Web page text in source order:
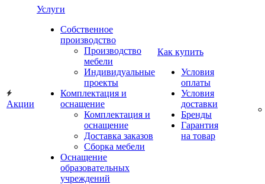
Акции
Услуги
Собственное
производство
Производство
мебели
Индивидуальные
проекты
Комплектация и
оснащение
Комплектация и
оснащение
Доставка заказов
Сборка мебели
Оснащение
образовательных
учреждений
Как купить
Условия
оплаты
Условия
доставки
Бренды
Гарантия
на товар